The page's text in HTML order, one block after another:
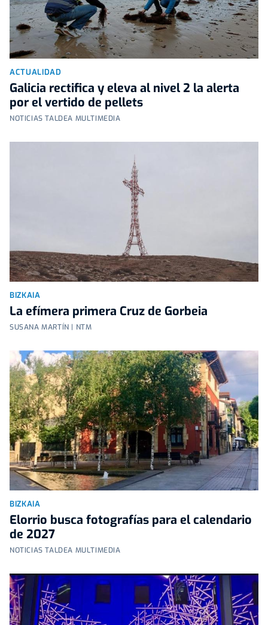
ACTUALIDAD
Galicia rectifica y eleva al nivel 2 la alerta
por el vertido de pellets
NOTICIAS TALDEA MULTIMEDIA
BIZKAIA
La efímera primera Cruz de Gorbeia
SUSANA MARTÍN | NTM
BIZKAIA
Elorrio busca fotografías para el calendario
de 2027
NOTICIAS TALDEA MULTIMEDIA